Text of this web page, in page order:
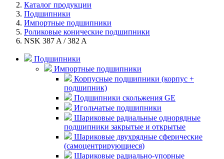
Каталог продукции
Подшипники
Импортные подшипники
Роликовые конические подшипники
NSK 387 A / 382 A
Подшипники
Импортные подшипники
Корпусные подшипники (корпус +
подшипник)
Подшипники скольжения GE
Игольчатые подшипники
Шариковые радиальные однорядные
подшипники закрытые и открытые
Шариковые двухрядные сферические
(самоцентрирующиеся)
Шариковые радиально-упорные